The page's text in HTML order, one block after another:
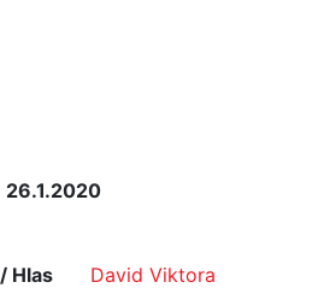
26.1.2020
Hlas
David Viktora